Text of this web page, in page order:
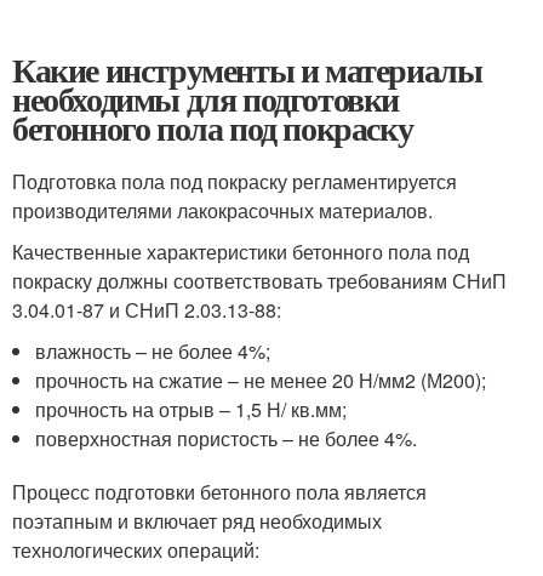
Какие инструменты и материалы
необходимы для подготовки
бетонного пола под покраску
Подготовка пола под покраску регламентируется
производителями лакокрасочных материалов.
Качественные характеристики бетонного пола под
покраску должны соответствовать требованиям СНиП
3.04.01-87 и СНиП 2.03.13-88:
влажность – не более 4%;
прочность на сжатие – не менее 20 Н/мм2 (М200);
прочность на отрыв – 1,5 Н/ кв.мм;
поверхностная пористость – не более 4%.
Процесс подготовки бетонного пола является
поэтапным и включает ряд необходимых
технологических операций: